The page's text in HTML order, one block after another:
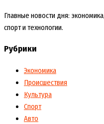
Главные новости дня:
спорт и технологии.
Рубрики
Экономика
Происшествия
Культура
Спорт
Авто